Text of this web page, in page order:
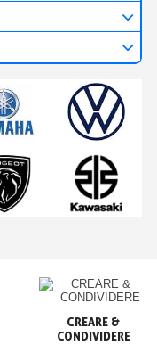
CREARE &
CONDIVIDERE